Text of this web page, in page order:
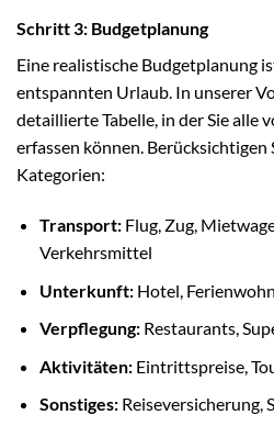
Schritt 3: Budgetplanung
Eine realistische Budgetplanung
entspannten Urlaub. In unserer
detaillierte Tabelle, in der Sie alle
erfassen können. Berücksichtigen
Kategorien:
Transport:Flug, Zug,
Verkehrsmittel
Unterkunft:Hotel,
Verpflegung:Restaurants,
Aktivitäten:Eintrittspreise,
Sonstiges:Reiseversicherung,